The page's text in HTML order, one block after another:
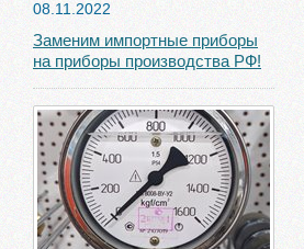
08.11.2022
Заменим импортные приборы
на приборы производства РФ!